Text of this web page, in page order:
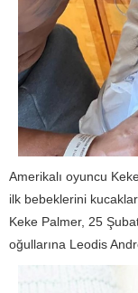
Amerikalı oyuncu
ilk bebeklerini
Keke Palmer, 25
oğullarına Leodis